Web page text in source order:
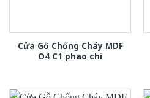
Cửa Gỗ Chống Cháy MDF
O4 C1 phao chi